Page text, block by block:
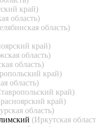
край)
область)
область)
край)
область)
область)
край)
область)
край)
край)
область)
(Иркутская